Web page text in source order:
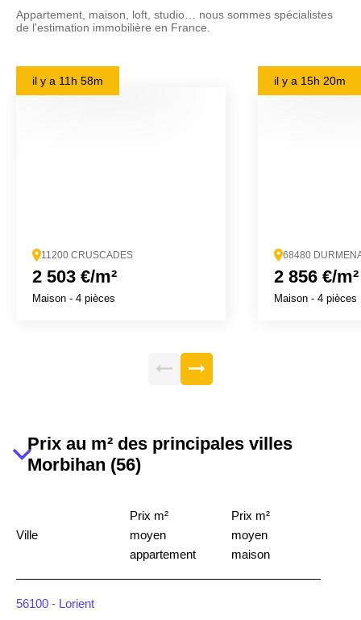
Appartement, maison, loft, studio… nous sommes spécialistes
de l'estimation immobilière en France.
il y a 11h 58m
11200 CRUSCADES
2 503 €/m²
Maison - 4 pièces
il y a 15h 20m
68480
2 856 €/m²
Maison - 4 pièces
Prix au m² des principales villes
Morbihan (56)
Ville
Prix m²
moyen
appartement
Prix m²
moyen
maison
56100 - Lorient